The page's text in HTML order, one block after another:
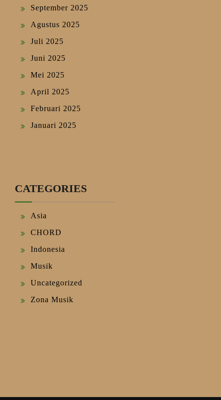
September 2025
Agustus 2025
Juli 2025
Juni 2025
Mei 2025
April 2025
Februari 2025
Januari 2025
CATEGORIES
Asia
CHORD
Indonesia
Musik
Uncategorized
Zona Musik